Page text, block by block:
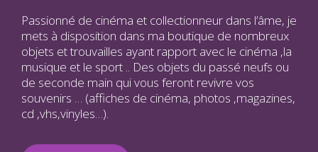
Passionné de cinéma et collectionneur dans l’âme, je
mets à disposition dans ma boutique de nombreux
objets et trouvailles ayant rapport avec le cinéma ,la
musique et le sport .. Des objets du passé neufs ou
de seconde main qui vous feront revivre vos
souvenirs … (affiches de cinéma, photos ,magazines,
cd ,vhs,vinyles…).